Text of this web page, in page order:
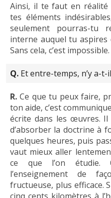
Ainsi, il te faut en
tes éléments
seulement pourras-tu
interne auquel tu
Sans cela, c’est impossible.
Q. Et entre-temps, n’y a-
R. Ce que tu peux faire,
ton aide, c’est
écrite dans les œuvres. Il
d’absorber la doctrine à
quelques heures, puis
vaut mieux aller
ce que l’on étudie.
l’enseignement de
fructueuse, plus efficace.